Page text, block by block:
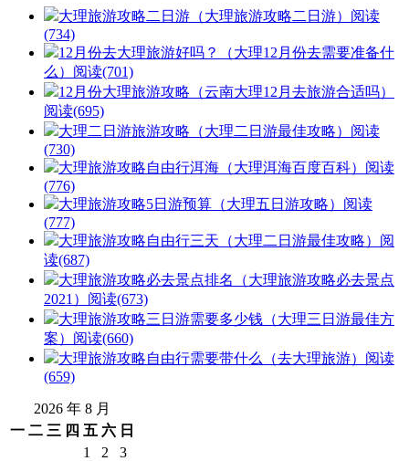
大理旅游攻略二日游（大理旅游攻略二日游） 阅读
(734)
12月份去大理旅游好吗？（大理12月份去需要准备什
么） 阅读(701)
12月份大理旅游攻略（云南大理12月去旅游合适吗）
阅读(695)
大理二日游旅游攻略（大理二日游最佳攻略） 阅读
(730)
大理旅游攻略自由行洱海（大理洱海百度百科） 阅读
(776)
大理旅游攻略5日游预算（大理五日游攻略） 阅读
(777)
大理旅游攻略自由行三天（大理二日游最佳攻略） 阅
读(687)
大理旅游攻略必去景点排名（大理旅游攻略必去景点
2021） 阅读(673)
大理旅游攻略三日游需要多少钱（大理三日游最佳方
案） 阅读(660)
大理旅游攻略自由行需要带什么（去大理旅游） 阅读
(659)
2026 年 8 月
一 二 三 四 五 六 日
1
2
3